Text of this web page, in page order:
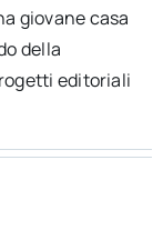
giovane casa
della
editoriali